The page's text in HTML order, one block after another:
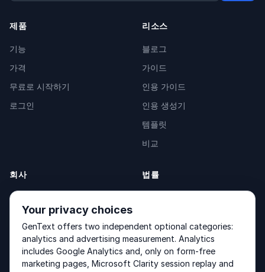
제품
기능
가격
무료로 시작하기
로그인
리소스
블로그
가이드
인용 가이드
인용 생성기
템플릿
비교
회사
소개
문의
제품
법률
Terms of Service
Your privacy choices
GenText offers two independent optional categories:
analytics and advertising measurement. Analytics
includes Google Analytics and, only on form-free
marketing pages, Microsoft Clarity session replay and